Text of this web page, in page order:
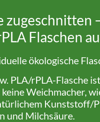
zugeschnitten
Flaschen
ökologische
PLA/rPLA-Flasche
Weichmacher,
Kunststoff/
und Milchsäure.